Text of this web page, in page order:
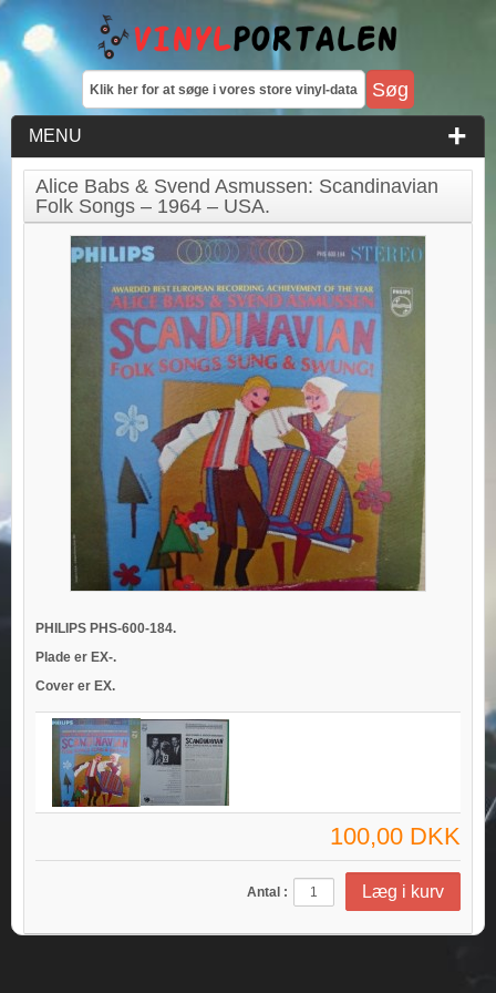
MENU
Alice Babs & Svend Asmussen: Scandinavian
Folk Songs – 1964 – USA.
PHILIPS PHS-600-184.
Plade er EX-.
Cover er EX.
100,00 DKK
Antal :